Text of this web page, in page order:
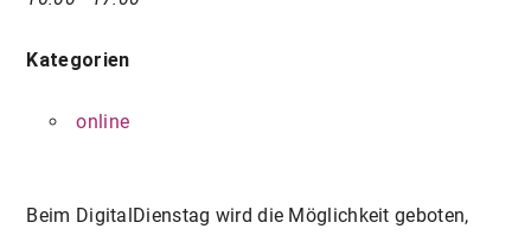
Kategorien
online
Beim DigitalDienstag wird die Möglichkeit geboten,